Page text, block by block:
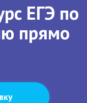
ЕГЭ по
прямо